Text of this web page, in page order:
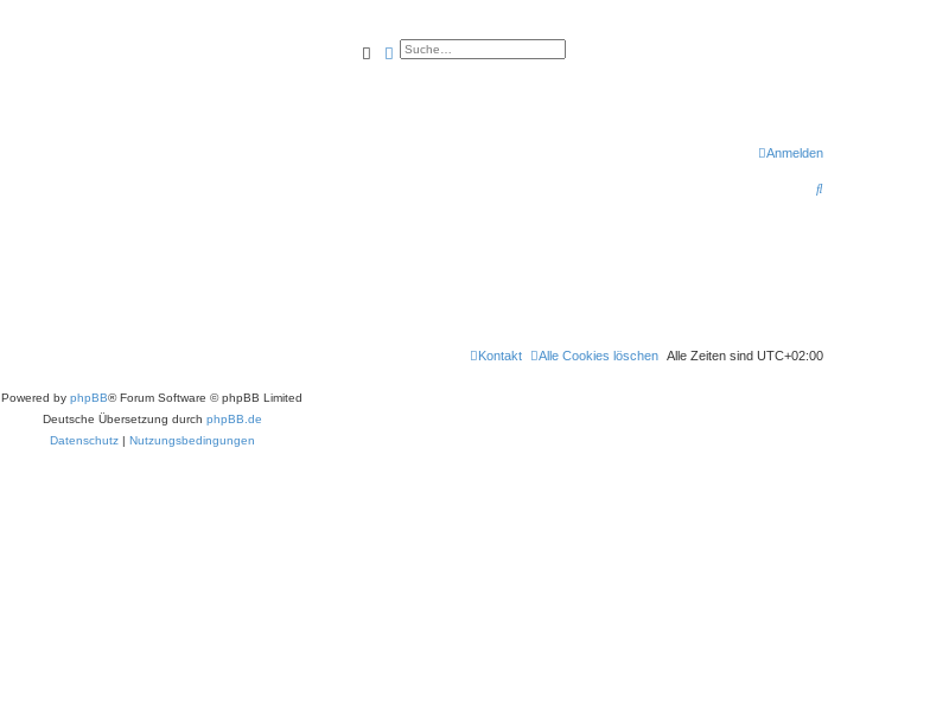
SucheErweiterte Suche
Anmelden
S
Alle Zeiten sind UTC+02:00
Alle Cookies löschen
Kontakt
Powered by phpBB® Forum Software © phpBB Limited
Deutsche Übersetzung durch phpBB.de
Datenschutz| Nutzungsbedingungen